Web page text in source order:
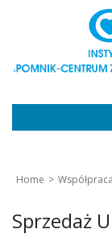
Home Współpraca
Sprzedaż